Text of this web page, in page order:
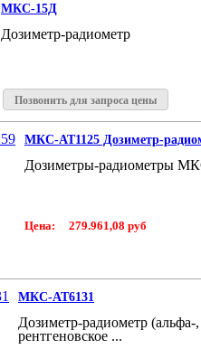
МКС-15Д
Дозиметр-радиометр
Позвонить для запроса цены
МКС-АТ1125 Дозиметр-
Дозиметры-радиометры
Цена: 279.961,08 руб
МКС-АТ6131
Дозиметр-радиометр (альфа-
рентгеновское ...